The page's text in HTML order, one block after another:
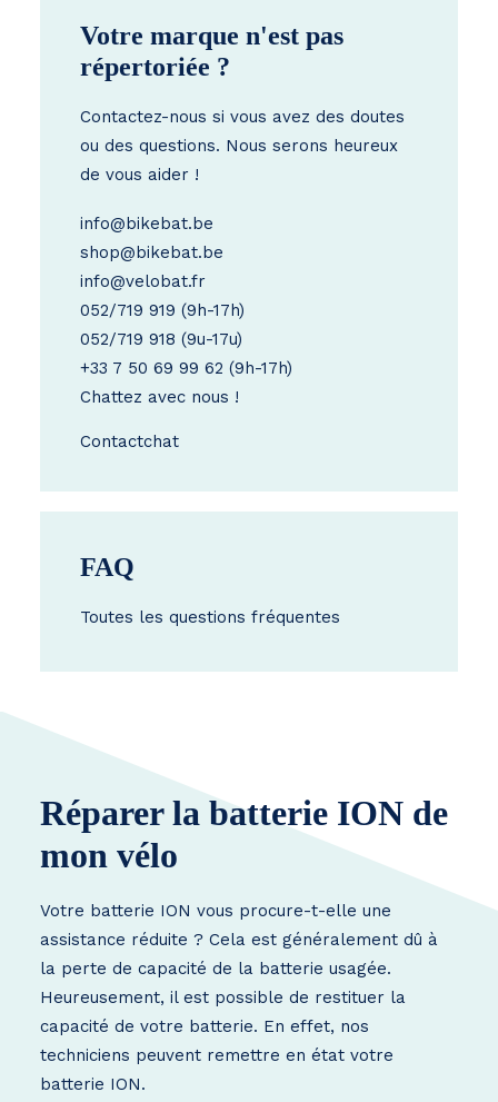
Votre marque n'est pas
répertoriée ?
Contactez-nous si vous avez des doutes
ou des questions. Nous serons heureux
de vous aider !
info@bikebat.be
shop@bikebat.be
info@velobat.fr
052/719 919 (9h-17h)
052/719 918 (9u-17u)
+33 7 50 69 99 62 (9h-17h)
Chattez avec nous !
Contactchat
FAQ
Toutes les questions fréquentes
Réparer la batterie ION de
mon vélo
Votre batterie ION vous procure-t-elle une
assistance réduite ? Cela est généralement dû à
la perte de capacité de la batterie usagée.
Heureusement, il est possible de restituer la
capacité de votre batterie. En effet, nos
techniciens peuvent remettre en état votre
batterie ION.